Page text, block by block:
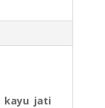
kayu jati